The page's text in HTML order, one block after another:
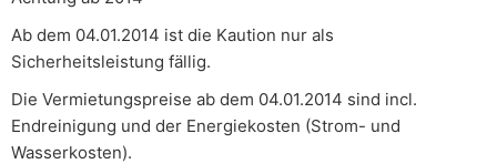
Ab dem 04.01.2014 ist die Kaution nur als
Sicherheitsleistung fällig.
Die Vermietungspreise ab dem 04.01.2014 sind incl.
Endreinigung und der Energiekosten (Strom- und
Wasserkosten).